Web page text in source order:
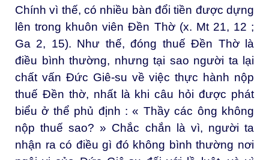
Chính vì thế, có nhiều bàn đổi tiền được dựng
lên trong khuôn viên Đền Thờ (x. Mt 21, 12 ;
Ga 2, 15). Như thế, đóng thuế Đền Thờ là
điều bình thường, nhưng tại sao người ta lại
chất vấn Đức Giê-su về việc thực hành nộp
thuế Đền thờ, nhất là khi câu hỏi được phát
biểu ở thể phủ định : « Thầy các ông không
nộp thuế sao? » Chắc chắn là vì, người ta
nhận ra có điều gì đó không bình thường nơi